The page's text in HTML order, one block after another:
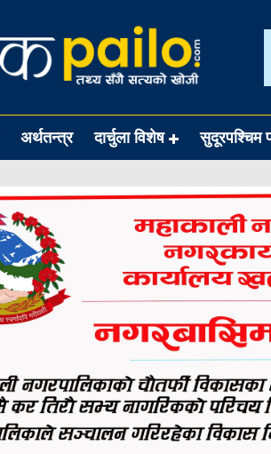
अर्थतन्त्र दार्चुला विशेष सुदूरपश्चिम